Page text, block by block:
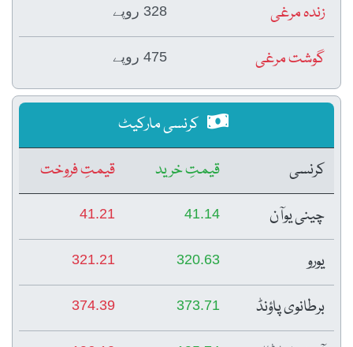
زندہ مرغی 328 روپے
گوشت مرغی 475 روپے
کرنسی مارکیٹ
کرنسی
قیمتِ خرید
قیمتِ فروخت
چینی یوآن
41.14
41.21
یورو 320.63
321.21
برطانوی پاؤنڈ 373.71
374.39